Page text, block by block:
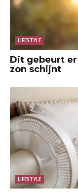
LIFESTYLE
Dit gebeurt
zon schijnt
LIFESTYLE